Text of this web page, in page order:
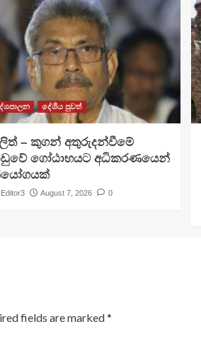
දේශීය පුවත්
– කුගන් අතුරුදන්වීමේ
ගෝඨාභයට අධිකරණයෙන්
Editor3 August 7, 2026 0
fields are marked*